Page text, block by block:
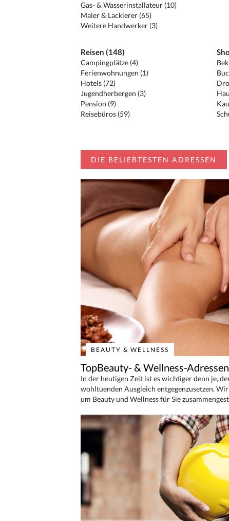
Gas- & Wasserinstallateur (10)
Maler & Lackierer (65)
Weitere Handwerker (3)
Reisen (148)
Campingplätze (4)
Ferienwohnungen (1)
Hotels (72)
Jugendherbergen (3)
Pension (9)
Reisebüros (59)
DIE BELIEBTESTEN ADRESSEN
BEAUTY & WELLNESS
TopBeauty- & Wellness-Adressen
In der heutigen Zeit ist es wichtiger denn je,
wohltuenden Ausgleich entgegenzusetzen.
um Beauty und Wellness für Sie